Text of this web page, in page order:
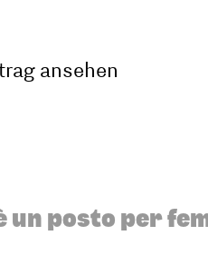
ansehen
un posto per